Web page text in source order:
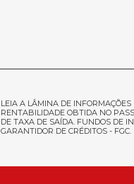
LEIA A LÂMINA DE INFORMAÇÕES
RENTABILIDADE OBTIDA NO
DE TAXA DE SAÍDA. FUNDOS DE
GARANTIDOR DE CRÉDITOS - FGC.